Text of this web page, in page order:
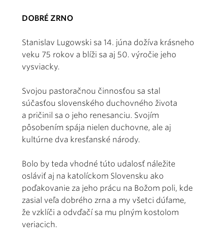
DOBRÉ ZRNO
Stanislav Lugowski sa 14. júna dožíva krásneho
veku 75 rokov a blíži sa aj 50. výročie jeho
vysviacky.
Svojou pastoračnou činnosťou sa stal
súčasťou slovenského duchovného života
a pričinil sa o jeho renesanciu. Svojím
pôsobením spája nielen duchovne, ale aj
kultúrne dva kresťanské národy.
Bolo by teda vhodné túto udalosť náležite
osláviť aj na katolíckom Slovensku ako
poďakovanie za jeho prácu na Božom poli, kde
zasial veľa dobrého zrna a my všetci dúfame,
že vzklíči a odvďačí sa mu plným kostolom
veriacich.